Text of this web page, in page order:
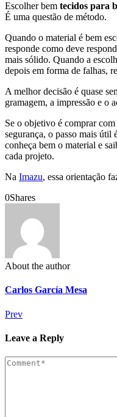
Escolher bem tecidos para
É uma questão de método.
Quando o material é bem
responde como deve
mais sólido. Quando a
depois em forma de falhas,
A melhor decisão é quase
gramagem, a impressão e o
Se o objetivo é comprar
segurança, o passo mais útil
conheça bem o material e
cada projeto.
Na Imazu, essa orientação
0Shares
About the author
Carlos García Mesa
Prev
Leave a Reply